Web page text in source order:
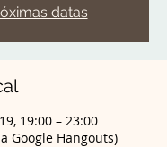
datas
19:00 – 23:00
Google Hangouts)